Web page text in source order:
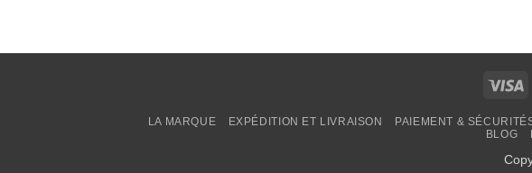
LA MARQUE EXPÉDITION ET LIVRAISON PAIEMENT &
BLOG